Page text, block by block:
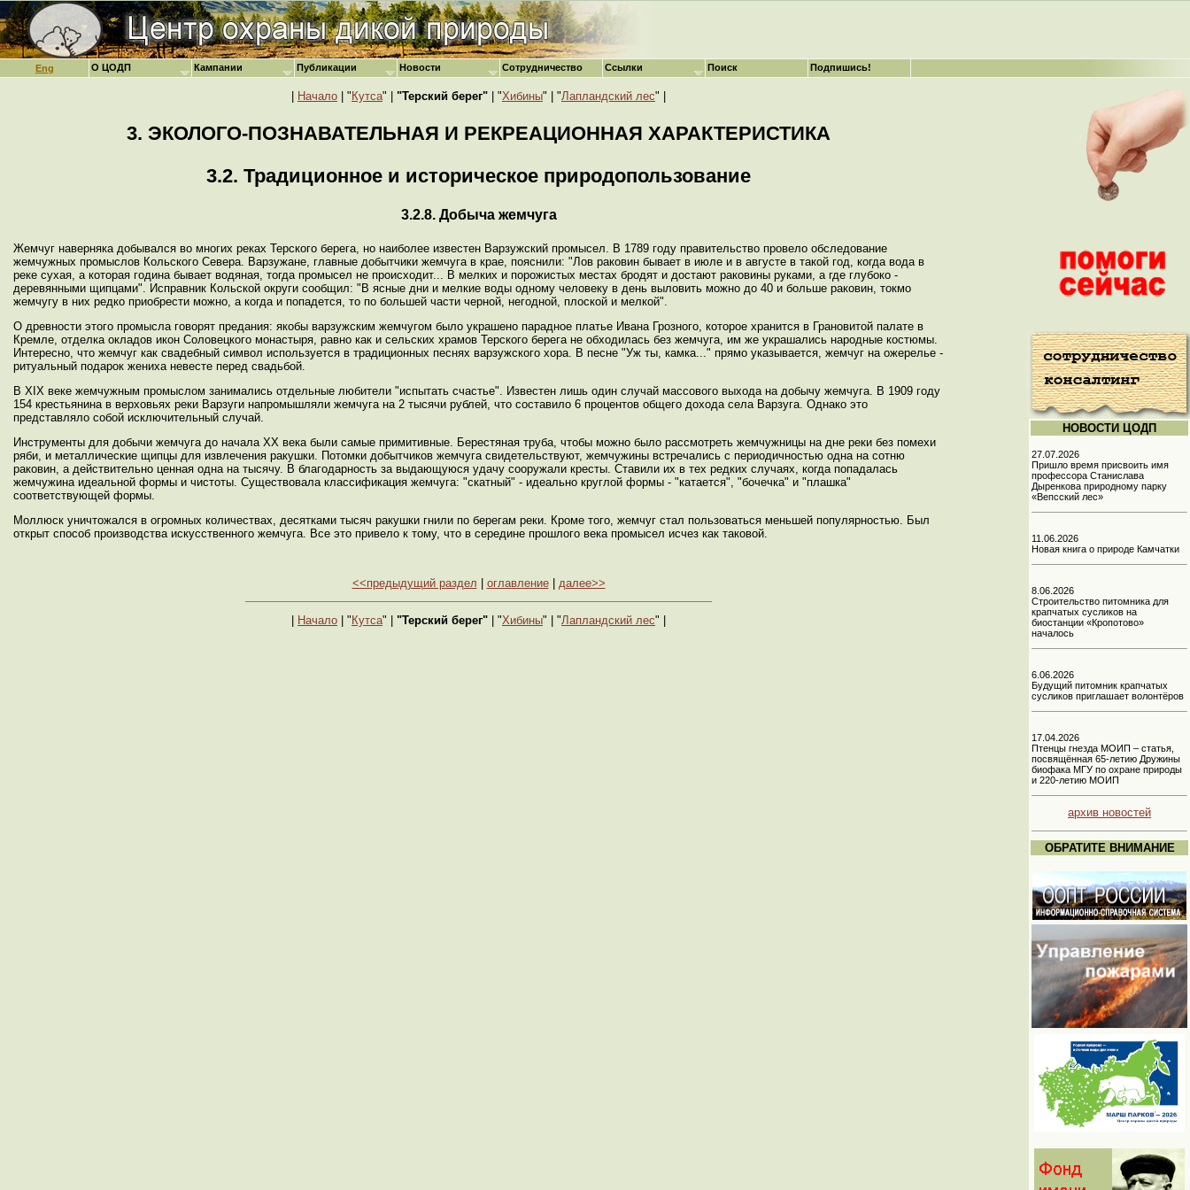
Eng
Начало | " Кутса" | "Терский берег" | "Хибины" | "Лапландский лес" |
3. ЭКОЛОГО-ПОЗНАВАТЕЛЬНАЯ И РЕКРЕАЦИОННАЯ ХАРАКТЕРИСТИКА
3.2. Традиционное и историческое природопользование
3.2.8. Добыча жемчуга
Жемчуг наверняка добывался во многих реках Терского берега, но наиболее известен Варзужский промысел. В 1789 году правительство провело обследование
жемчужных промыслов Кольского Севера. Варзужане, главные добытчики жемчуга в крае, пояснили: "Лов раковин бывает в июле и в августе в такой год, когда вода в
реке сухая, а которая година бывает водяная, тогда промысел не происходит... В мелких и порожистых местах бродят и достают раковины руками, а где глубоко -
деревянными щипцами". Исправник Кольской округи сообщил: "В ясные дни и мелкие воды одному человеку в день выловить можно до 40 и больше раковин, токмо
жемчугу в них редко приобрести можно, а когда и попадется, то по большей части черной, негодной, плоской и мелкой".
О древности этого промысла говорят предания: якобы варзужским жемчугом было украшено парадное платье Ивана Грозного, которое хранится в Грановитой палате в
Кремле, отделка окладов икон Соловецкого монастыря, равно как и сельских храмов Терского берега не обходилась без жемчуга, им же украшались народные костюмы.
Интересно, что жемчуг как свадебный символ используется в традиционных песнях варзужского хора. В песне "Уж ты, камка..." прямо указывается, жемчуг на ожерелье -
ритуальный подарок жениха невесте перед свадьбой.
В XIX веке жемчужным промыслом занимались отдельные любители "испытать счастье". Известен лишь один случай массового выхода на добычу жемчуга. В 1909 году
154 крестьянина в верховьях реки Варзуги напромышляли жемчуга на 2 тысячи рублей, что составило 6 процентов общего дохода села Варзуга. Однако это
представляло собой исключительный случай.
Инструменты для добычи жемчуга до начала ХХ века были самые примитивные. Берестяная труба, чтобы можно было рассмотреть жемчужницы на дне реки без помехи
ряби, и металлические щипцы для извлечения ракушки. Потомки добытчиков жемчуга свидетельствуют, жемчужины встречались с периодичностью одна на сотню
раковин, а действительно ценная одна на тысячу. В благодарность за выдающуюся удачу сооружали кресты. Ставили их в тех редких случаях, когда попадалась
жемчужина идеальной формы и чистоты. Существовала классификация жемчуга: "скатный" - идеально круглой формы - "катается", "бочечка" и "плашка"
соответствующей формы.
Моллюск уничтожался в огромных количествах, десятками тысяч ракушки гнили по берегам реки. Кроме того, жемчуг стал пользоваться меньшей популярностью. Был
открыт способ производства искусственного жемчуга. Все это привело к тому, что в середине прошлого века промысел исчез как таковой.
<<предыдущий раздел оглавление| далее>>
Начало | " Кутса" | "Терский берег" | "Хибины" | "Лапландский лес" |
НОВОСТИ ЦОДП
27.07.2026
Пришло время присвоить имя
профессора Станислава
Дыренкова природному парку
«Вепсский лес»
11.06.2026
Новая книга о природе Камчатки
8.06.2026
Строительство питомника для
крапчатых сусликов на
биостанции «Кропотово»
началось
6.06.2026
Будущий питомник крапчатых
сусликов приглашает волонтёров
17.04.2026
Птенцы гнезда МОИП – статья,
посвящённая 65-летию Дружины
биофака МГУ по охране природы
и 220-летию МОИП
архив новостей
ОБРАТИТЕ ВНИМАНИЕ
О ЦОДП Кампании Публикации Новости Сотрудничество Ссылки Поиск Подпишись!